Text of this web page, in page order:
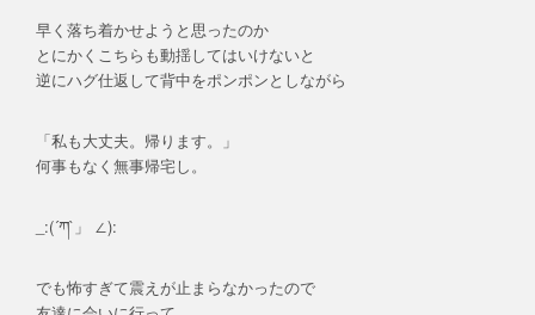
早く落ち着かせようと思ったのか
とにかくこちらも動揺してはいけないと
逆にハグ仕返して背中をポンポンとしながら
「私も大丈夫。帰ります。」
何事もなく無事帰宅し。
_:(´ཀ`」 ∠):
でも怖すぎて震えが止まらなかったので